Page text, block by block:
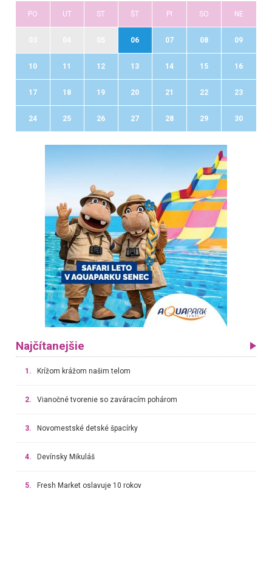
PO UT ST ŠT PI SO NE
06 07 08 09
10 11 12 13 14 15 16
17 18 19 20 21 22 23
24 25 26 27 28 29 30
Najčítanejšie
1. Krížom krážom našim telom
2. Vianočné tvorenie so zaváracím pohárom
3. Novomestské detské špacírky
4. Devínsky Mikuláš
5. Fresh Market oslavuje 10 rokov